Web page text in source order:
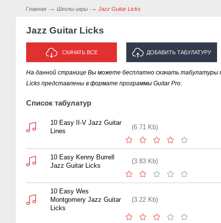
Главная Школы игры Jazz Guitar Licks
Jazz Guitar Licks
СКАЧАТЬ ВСЕ ДОБАВИТЬ ТАБУЛАТУРУ
ИСПОЛНИТЕЛЯ "JAZZ GUITAR
На данной странице Вы можете бесплатно скачать табулатуры
Licks представлены в формате программы Guitar Pro.
Список табулатур
10 Easy II-V Jazz Guitar
Lines
(6.71 Kb)
10 Easy Kenny Burrell
Jazz Guitar Licks
(3.83 Kb)
10 Easy Wes
Montgomery Jazz Guitar
Licks
(3.22 Kb)